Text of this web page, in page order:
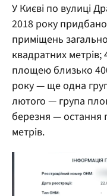
У Києві по вулиці
2018 року
приміщень
квадратних
площею близько
року — ще одна
лютого — група
березня — остання
метрів.